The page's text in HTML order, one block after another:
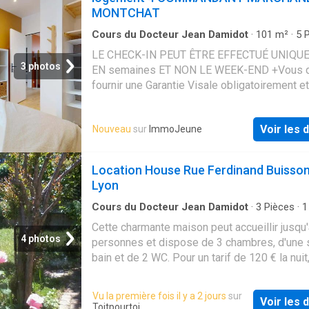
3 photos
MONTCHAT
Cours du Docteur Jean Damidot · 101 m² · 5
LE CHECK-IN PEUT ÊTRE EFFECTUÉ
EN semaines ET NON LE WEEK-END +Vous
fournir une Garantie Visale obligatoirement
BE DONE ON WEEKDAYS AND NOT AT
+You must provide a Visale Guarantee and
Nouveau sur ImmoJeune Voir les
4 photos
Location House Rue Ferdinand
Lyon
Cours du Docteur Jean Damidot · 3 Pièces · 1
Cette charmante maison peut accueillir
personnes et dispose de 3 chambres, d'une
bain et de 2 WC. Pour un tarif de 120 € la
Vu la première fois il y a 2 jours sur
Voir les